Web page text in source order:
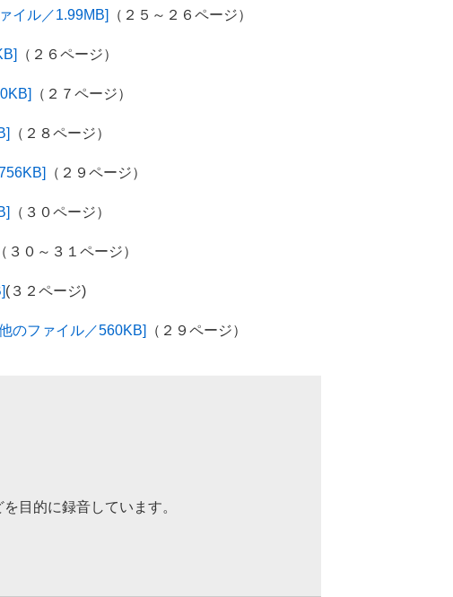
イル／1.99MB] （２５～２６ページ）
（２６ページ）
（２７ページ）
（２８ページ）
（２９ページ）
（３０ページ）
（３０～３１ページ）
(３２ページ)
のファイル／560KB] （２９ページ）
目的に録音しています。